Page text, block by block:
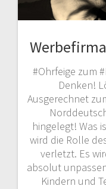
#Ohrfeige zum
Denken!
Ausgerechnet
hingelegt! Was
wird die Rolle
verletzt. Es
absolut
Kindern und